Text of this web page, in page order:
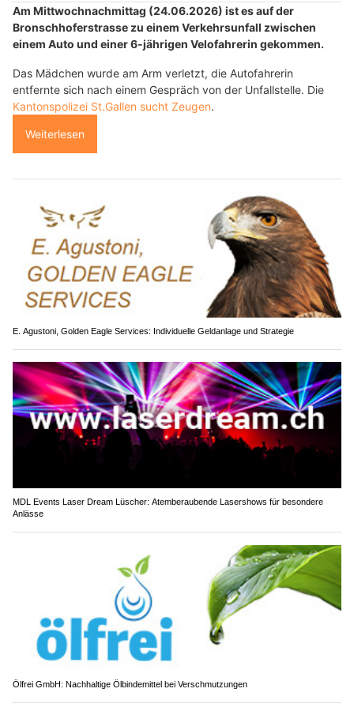
Am Mittwochnachmittag (24.06.2026) ist es auf der
Bronschhoferstrasse zu einem Verkehrsunfall zwischen
einem Auto und einer 6-jährigen Velofahrerin gekommen.
Das Mädchen wurde am Arm verletzt, die Autofahrerin
entfernte sich nach einem Gespräch von der Unfallstelle. Die
Kantonspolizei St.Gallen sucht Zeugen.
Weiterlesen
E. Agustoni, Golden Eagle Services: Individuelle Geldanlage und Strategie
MDL Events Laser Dream Lüscher: Atemberaubende Lasershows für besondere
Anlässe
Ölfrei GmbH: Nachhaltige Ölbindemittel bei Verschmutzungen